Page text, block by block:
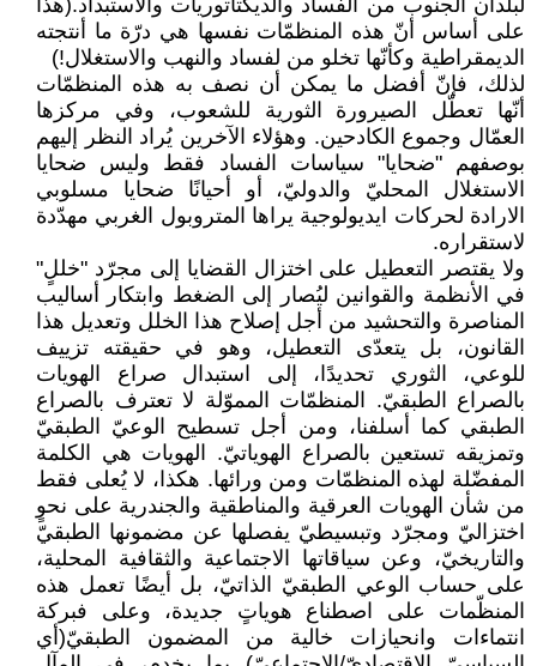
لبلدان الجنوب من الفساد والديكتاتوريات والاستبداد.(هذا
على أساس أنّ هذه المنظمّات نفسها هي درّة ما أنتجته
الديمقراطية وكأنّها تخلو من لفساد والنهب والاستغلال!)
لذلك، فإنّ أفضل ما يمكن أن نصف به هذه المنظمّات
أنّها تعطّل الصيرورة الثورية للشعوب، وفي مركزها
العمّال وجموع الكادحين. وهؤلاء الآخرين يُراد النظر إليهم
بوصفهم "ضحايا" سياسات الفساد فقط وليس ضحايا
الاستغلال المحليّ والدوليّ، أو أحيانًا ضحايا مسلوبي
الارادة لحركات ايديولوجية يراها المتروبول الغربي مهدّدة
لاستقراره.
ولا يقتصر التعطيل على اختزال القضايا إلى مجرّد "خللٍ"
في الأنظمة والقوانين ليُصار إلى الضغط وابتكار أساليب
المناصرة والتحشيد من أجل إصلاح هذا الخلل وتعديل هذا
القانون، بل يتعدّى التعطيل، وهو في حقيقته تزييف
للوعي، الثوري تحديدًا، إلى استبدال صراع الهويات
بالصراع الطبقيّ. المنظمّات المموّلة لا تعترف بالصراع
الطبقي كما أسلفنا، ومن أجل تسطيح الوعيّ الطبقيّ
وتمزيقه تستعين بالصراع الهوياتيّ. الهويات هي الكلمة
المفضّلة لهذه المنظمّات ومن ورائها. هكذا، لا يُعلى فقط
من شأن الهويات العرقية والمناطقية والجندرية على نحوٍ
اختزاليّ ومجرّد وتبسيطيّ يفصلها عن مضمونها الطبقيّ
والتاريخيّ، وعن سياقاتها الاجتماعية والثقافية المحلية،
على حساب الوعي الطبقيّ الذاتيّ، بل أيضًا تعمل هذه
المنظّمات على اصطناع هوياتٍ جديدة، وعلى فبركة
انتماءات وانحيازات خالية من المضمون الطبقيّ(أي